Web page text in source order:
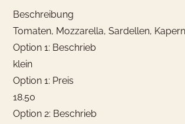
Beschreibung
Tomaten, Mozzarella, Sardellen,
Option 1: Beschrieb
klein
Option 1: Preis
18.50
Option 2: Beschrieb